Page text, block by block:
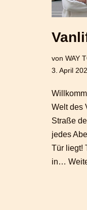
von WAY
3. April
Welt des
Straße
jedes
Tür liegt!
in…